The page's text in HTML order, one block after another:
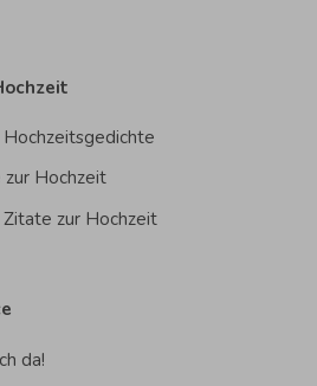
zur Hochzeit
zur Hochzeit
da!